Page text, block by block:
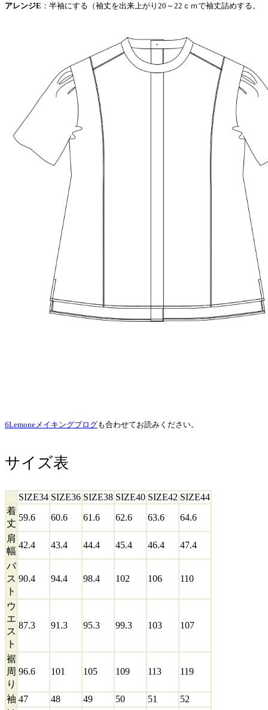
アレンジE ：半袖にする（袖丈を出来上がり20～22ｃｍで袖丈詰めする。
6Lemoneメイキングブログも合わせてお読みください。
サイズ表
SIZE34 SIZE36 SIZE38 SIZE40 SIZE42 SIZE44
着
丈
59.6 60.6 61.6 62.6 63.6 64.6
肩
幅
42.4 43.4 44.4 45.4 46.4 47.4
バ
ス
ト
90.4 94.4 98.4 102 106 110
ウ
エ
ス
ト
87.3 91.3 95.3 99.3 103 107
裾
周
り
96.6 101 105 109 113 119
袖 47 48 49 50 51
52